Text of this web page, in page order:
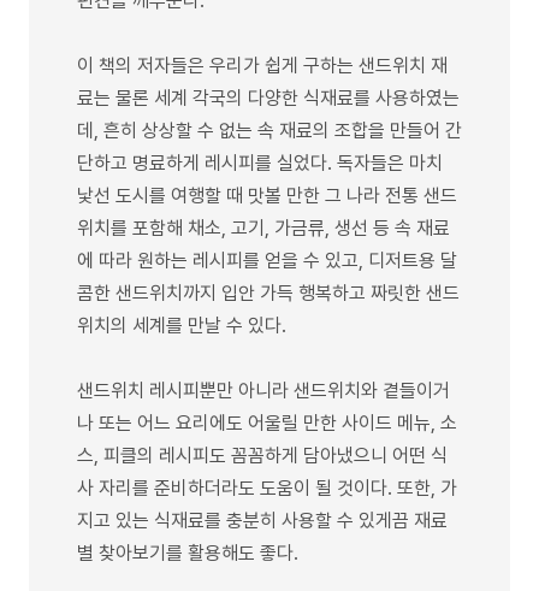
이 책의 저자들은 우리가 쉽게 구하는 샌드위치 재
료는 물론 세계 각국의 다양한 식재료를 사용하였는
데, 흔히 상상할 수 없는 속 재료의 조합을 만들어 간
단하고 명료하게 레시피를 실었다. 독자들은 마치
낯선 도시를 여행할 때 맛볼 만한 그 나라 전통 샌드
위치를 포함해 채소, 고기, 가금류, 생선 등 속 재료
에 따라 원하는 레시피를 얻을 수 있고, 디저트용 달
콤한 샌드위치까지 입안 가득 행복하고 짜릿한 샌드
위치의 세계를 만날 수 있다.
샌드위치 레시피뿐만 아니라 샌드위치와 곁들이거
나 또는 어느 요리에도 어울릴 만한 사이드 메뉴, 소
스, 피클의 레시피도 꼼꼼하게 담아냈으니 어떤 식
사 자리를 준비하더라도 도움이 될 것이다. 또한, 가
지고 있는 식재료를 충분히 사용할 수 있게끔 재료
별 찾아보기를 활용해도 좋다.